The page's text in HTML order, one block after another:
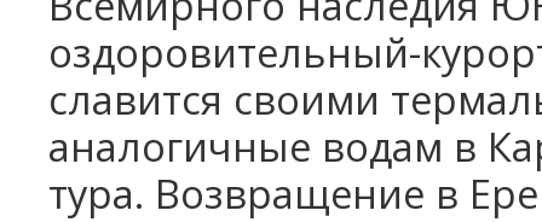
оздоровительный-
славится своими
аналогичные водам в
тура. Возвращение в